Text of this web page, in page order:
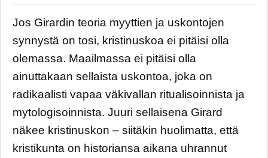
Jos Girardin teoria myyttien ja uskontojen
synnystä on tosi, kristinuskoa ei pitäisi olla
olemassa. Maailmassa ei pitäisi olla
ainuttakaan sellaista uskontoa, joka on
radikaalisti vapaa väkivallan ritualisoinnista ja
mytologisoinnista. Juuri sellaisena Girard
näkee kristinuskon – siitäkin huolimatta, että
kristikunta on historiansa aikana uhrannut